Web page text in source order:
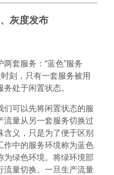
灰度发布
套服务：“蓝色”服务
刻，只有一套服务被用
处于闲置状态。
们可以先将闲置状态的服
流量从另一套服务切换过
义，只是为了便于区别
作中的服务环境称为蓝色
为绿色环境。将绿环境部
流量切换。一旦生产流量